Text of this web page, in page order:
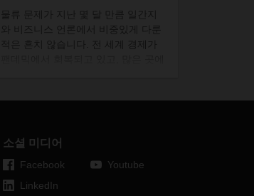
물류 문제가 몇
일간지
언론에서 비중있게
흔치 세계
경제가
부족,컨테이너 및 팔레트 부족,운전
기에 물을 끼얹고
소셜 미디어
Facebook
LinkedIn
Youtube